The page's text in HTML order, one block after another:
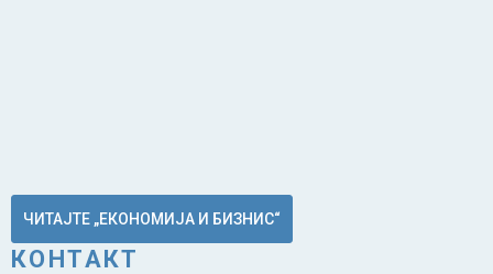
ЧИТАЈТЕ „ЕКОНОМИЈА И БИЗНИС“
КОНТАКТ